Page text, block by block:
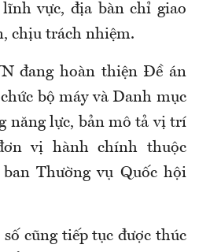
vực, địa bàn chỉ giao
chịu trách nhiệm.
đang hoàn thiện Đề án
bộ máy và Danh mục
năng lực, bản mô tả vị trí
vị hành chính thuộc
Thường vụ Quốc hội
cũng tiếp tục được thúc